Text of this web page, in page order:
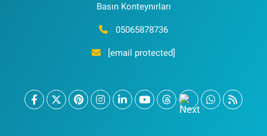
Basın Konteynırları
05065878736
[email protected]